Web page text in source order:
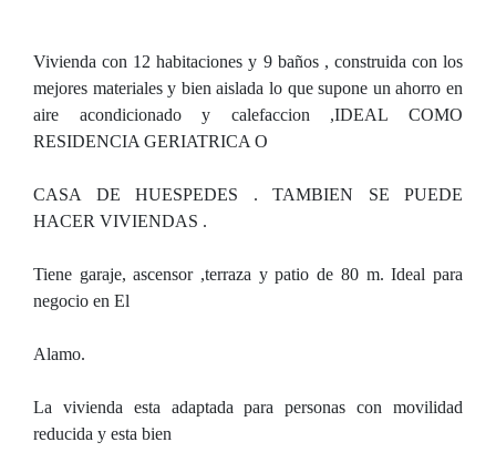
Vivienda con 12 habitaciones y 9 baños , construida con los
mejores materiales y bien aislada lo que supone un ahorro en
aire acondicionado y calefaccion ,IDEAL COMO
RESIDENCIA GERIATRICA O
CASA DE HUESPEDES . TAMBIEN SE PUEDE
HACER VIVIENDAS .
Tiene garaje, ascensor ,terraza y patio de 80 m. Ideal para
negocio en El
Alamo.
La vivienda esta adaptada para personas con movilidad
reducida y esta bien